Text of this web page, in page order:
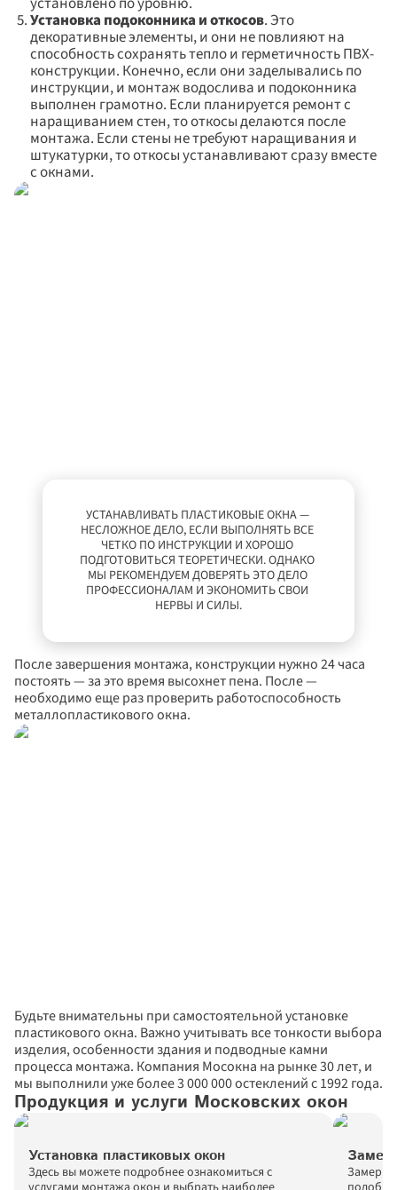
Установка подоконника и откосов. Это
декоративные элементы, и они не повлияют на
способность сохранять тепло и герметичность ПВХ-
конструкции. Конечно, если они заделывались по
инструкции, и монтаж водослива и подоконника
выполнен грамотно. Если планируется ремонт с
наращиванием стен, то откосы делаются после
монтажа. Если стены не требуют наращивания и
штукатурки, то откосы устанавливают сразу вместе
с окнами.
УСТАНАВЛИВАТЬ ПЛАСТИКОВЫЕ ОКНА —
НЕСЛОЖНОЕ ДЕЛО, ЕСЛИ ВЫПОЛНЯТЬ ВСЕ
ЧЕТКО ПО ИНСТРУКЦИИ И ХОРОШО
ПОДГОТОВИТЬСЯ ТЕОРЕТИЧЕСКИ. ОДНАКО
МЫ РЕКОМЕНДУЕМ ДОВЕРЯТЬ ЭТО ДЕЛО
ПРОФЕССИОНАЛАМ И ЭКОНОМИТЬ СВОИ
НЕРВЫ И СИЛЫ.
После завершения монтажа, конструкции нужно 24 часа
постоять — за это время высохнет пена. После —
необходимо еще раз проверить работоспособность
металлопластикового окна.
Будьте внимательны при самостоятельной установке
пластикового окна. Важно учитывать все тонкости выбора
изделия, особенности здания и подводные камни
процесса монтажа. Компания Мосокна на рынке 30 лет, и
мы выполнили уже более 3 000 000 остеклений с 1992 года.
Продукция и услуги Московских окон
Установка пластиковых окон
Здесь вы можете подробнее ознакомиться с
Замер
Замер